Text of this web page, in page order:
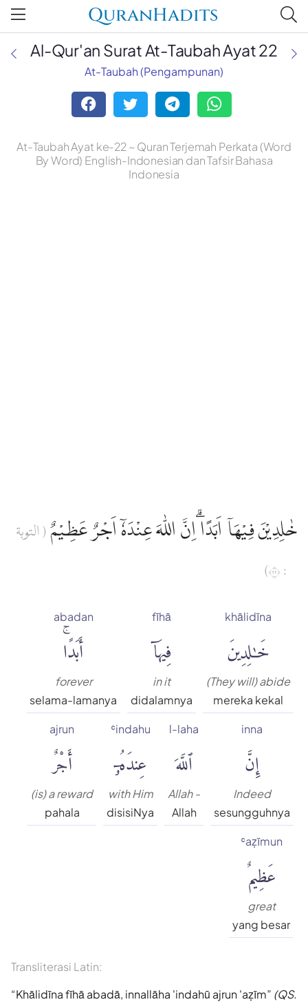
QuranHadits
Al-Qur'an Surat At-Taubah Ayat 22
At-Taubah (Pengampunan)
At-Taubah Ayat ke-22 ~ Quran Terjemah Perkata (Word
By Word) English-Indonesian dan Tafsir Bahasa
Indonesia
خٰلِدِيْنَ فِيْهَآ اَبَدًا ۗاِنَّ اللّٰهَ عِنْدَهٗٓ اَجْرٌ عَظِيْمٌ ( التوبة
: ٢٢)
khālidīna
خَٰلِدِينَ
(They will) abide
mereka kekal
fīhā
فِيهَآ
in it
didalamnya
abadan
أَبَدًاۚ
forever
selama-lamanya
inna
إِنَّ
Indeed
sesungguhnya
l-laha
ٱللَّهَ
Allah -
Allah
ʿindahu
عِندَهُۥٓ
with Him
disisiNya
ajrun
أَجْرٌ
(is) a reward
pahala
ʿaẓīmun
عَظِيمٌ
great
yang besar
Transliterasi Latin:
Khālidīna fīhā abadā, innallāha 'indahū ajrun 'aẓīm (QS.